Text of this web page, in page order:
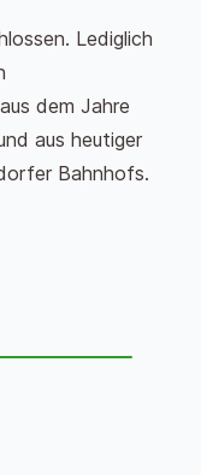
Lediglich
dem Jahre
aus heutiger
Bahnhofs.